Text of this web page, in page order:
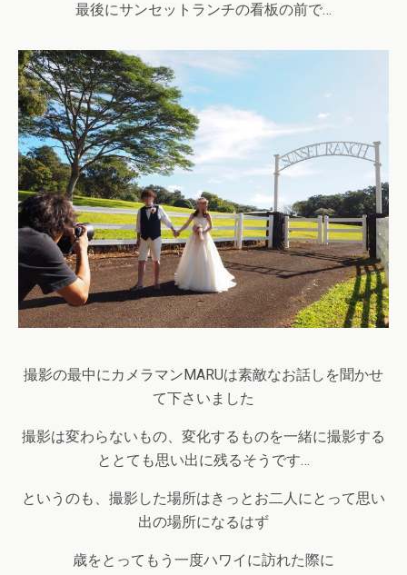
最後にサンセットランチの看板の前で…
撮影の最中にカメラマンMARUは素敵なお話しを聞かせ
て下さいました
撮影は変わらないもの、変化するものを一緒に撮影する
ととても思い出に残るそうです…
というのも、撮影した場所はきっとお二人にとって思い
出の場所になるはず
歳をとってもう一度ハワイに訪れた際に